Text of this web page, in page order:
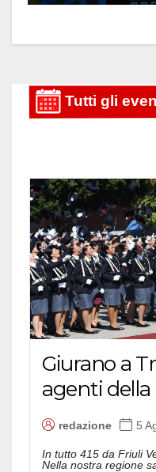
Giurano a
agenti della
redazione 5
In tutto 415 da Friuli
Nella nostra regione